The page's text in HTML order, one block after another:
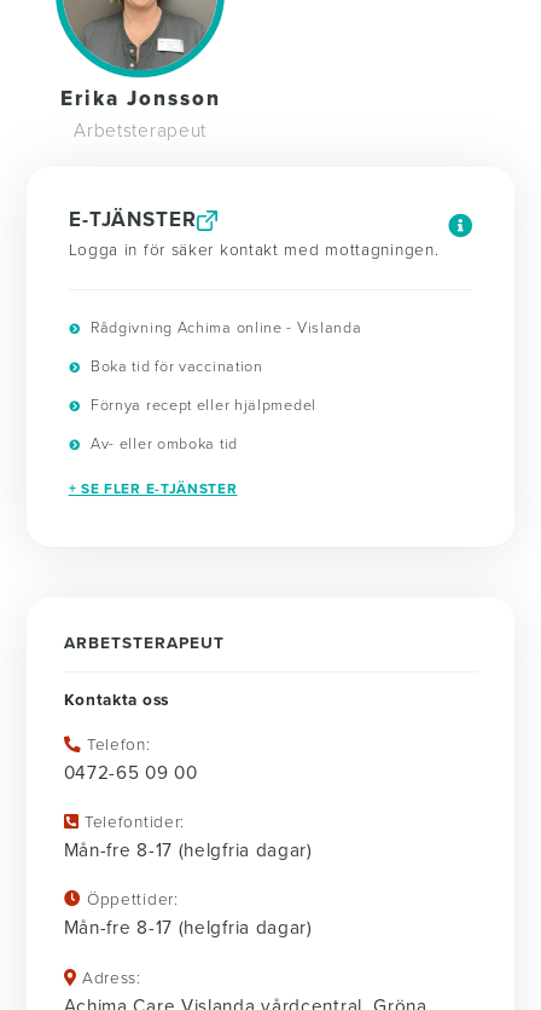
Erika Jonsson
Arbetsterapeut
E-TJÄNSTER
Logga in för säker kontakt med mottagningen.
Rådgivning Achima online - Vislanda
Boka tid för vaccination
Förnya recept eller hjälpmedel
Av- eller omboka tid
+ SE FLER E-TJÄNSTER
ARBETSTERAPEUT
Kontakta oss
Telefon:
0472-65 09 00
Telefontider:
Mån-fre 8-17 (helgfria dagar)
Öppettider:
Mån-fre 8-17 (helgfria dagar)
Adress: